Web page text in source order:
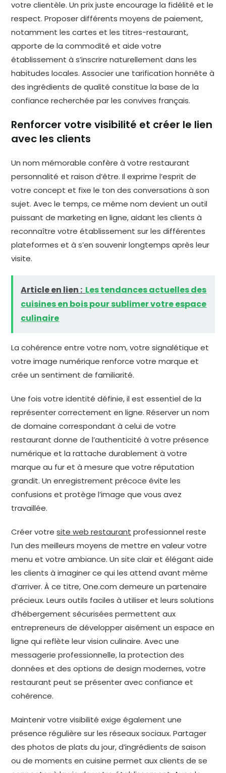
votre clientèle. Un prix juste encourage la fidélité et le
respect. Proposer différents moyens de paiement,
notamment les cartes et les titres-restaurant,
apporte de la commodité et aide votre
établissement à s’inscrire naturellement dans les
habitudes locales. Associer une tarification honnête à
des ingrédients de qualité constitue la base de la
confiance recherchée par les convives français.
Renforcer votre visibilité et créer le lien
avec les clients
Un nom mémorable confère à votre restaurant
personnalité et raison d’être. Il exprime l’esprit de
votre concept et fixe le ton des conversations à son
sujet. Avec le temps, ce même nom devient un outil
puissant de marketing en ligne, aidant les clients à
reconnaître votre établissement sur les différentes
plateformes et à s’en souvenir longtemps après leur
visite.
Article en lien : Les tendances actuelles des
cuisines en bois pour sublimer votre espace
culinaire
La cohérence entre votre nom, votre signalétique et
votre image numérique renforce votre marque et
crée un sentiment de familiarité.
Une fois votre identité définie, il est essentiel de la
représenter correctement en ligne. Réserver un nom
de domaine correspondant à celui de votre
restaurant donne de l’authenticité à votre présence
numérique et la rattache durablement à votre
marque au fur et à mesure que votre réputation
grandit. Un enregistrement précoce évite les
confusions et protège l’image que vous avez
travaillée.
Créer votresite web restaurant professionnel reste
l’un des meilleurs moyens de mettre en valeur votre
menu et votre ambiance. Un site clair et élégant aide
les clients à imaginer ce qui les attend avant même
d’arriver. À ce titre, One.com demeure un partenaire
précieux. Leurs outils faciles à utiliser et leurs solutions
d’hébergement sécurisées permettent aux
entrepreneurs de développer aisément un espace en
ligne qui reflète leur vision culinaire. Avec une
messagerie professionnelle, la protection des
données et des options de design modernes, votre
restaurant peut se présenter avec confiance et
cohérence.
Maintenir votre visibilité exige également une
présence régulière sur les réseaux sociaux. Partager
des photos de plats du jour, d’ingrédients de saison
ou de moments en cuisine permet aux clients de se